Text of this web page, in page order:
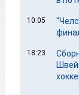
10:05
18:23